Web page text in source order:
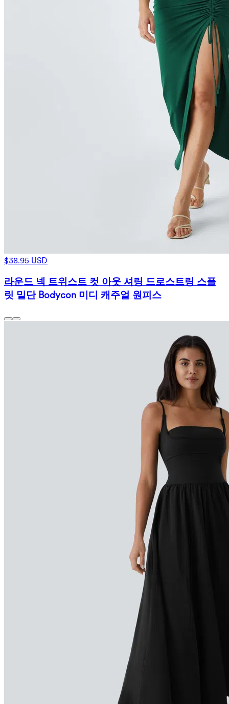
$38.95 USD
라운드 넥 트위스트 컷 아웃 셔링 드로스트링 스플
릿 밑단 Bodycon 미디 캐주얼 원피스